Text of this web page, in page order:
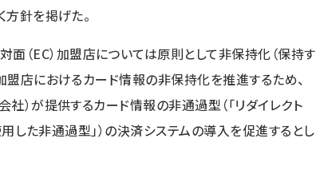
方針を掲げた。
（EC）加盟店については原則として非保持化（保持す
盟店におけるカード情報の非保持化を推進するため、
）が提供するカード情報の非通過型（「リダイレクト
用した非通過型」）の決済システムの導入を促進するとし